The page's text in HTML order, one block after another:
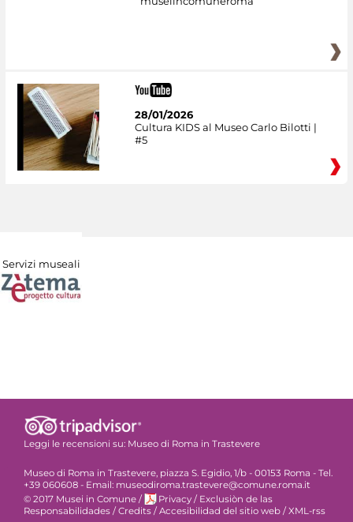
28/01/2026
Cultura KIDS al Museo Carlo Bilotti |
#5
Servizi museali
Leggi le recensioni su: Museo di Roma in Trastevere
Museo di Roma in Trastevere, piazza S. Egidio, 1/b - 00153 Roma - Tel.
+39 060608 - Email: museodiroma.trastevere@comune.roma.it
© 2017 Musei in Comune / Privacy / Exclusiòn de las
Responsabilidades /Credits /Accesibilidad del sitio web /XML-rss